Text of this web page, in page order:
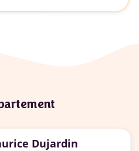
Dujardin